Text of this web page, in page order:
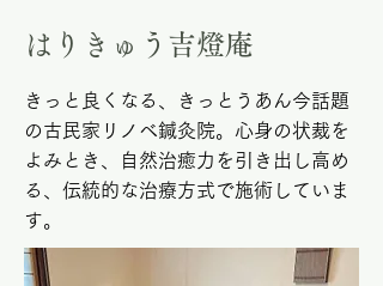
はりきゅう吉燈庵
きっと良くなる、きっとうあん今話題
の古民家リノベ鍼灸院。心身の状裁を
よみとき、自然治癒力を引き出し高め
る、伝統的な治療方式で施術していま
す。